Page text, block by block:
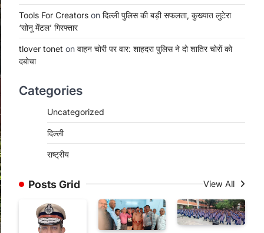
Tools For Creators on दिल्ली पुलिस की बड़ी सफलता, कुख्यात लुटेरा
‘सोनू मेंटल’ गिरफ्तार
tlover tonet on वाहन चोरी पर वार: शाहदरा पुलिस ने दो शातिर चोरों को
दबोचा
Categories
Uncategorized
दिल्ली
राष्ट्रीय
Posts Grid View All